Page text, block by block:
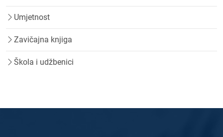
Umjetnost
Zavičajna knjiga
Škola i udžbenici